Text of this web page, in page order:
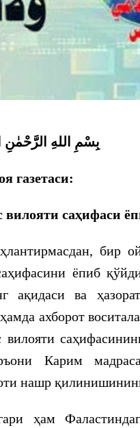
بِسْمِ اللهِ الرَّحْمٰنِ
газетаси:
вилояти саҳифаси
бир
ёпиб
ва
ахборот
Карим
нашр
ҳам
қалбидаги